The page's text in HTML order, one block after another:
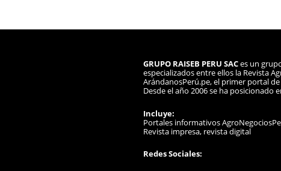
GRUPO RAISEB PERU SACes un
especializados entre ellos la Revista
ArándanosPerú.pe, el primer portal
Desde el año 2006 se ha
Incluye:
Portales informativos
Revista impresa, revista digital
Redes Sociales: